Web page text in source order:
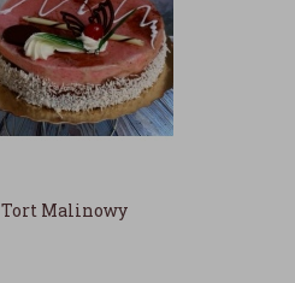
Tort Malinowy